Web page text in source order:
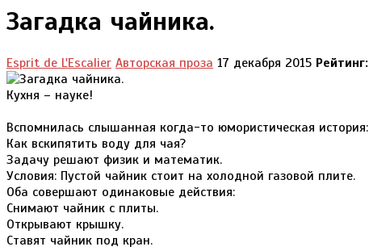
Загадка чайника.
Esprit de L'Escalier Авторская проза 17 декабря 2015 Рейтинг:
Кухня – науке!
Вспомнилась слышанная когда-то юмористическая история:
Как вскипятить воду для чая?
Задачу решают физик и математик.
Условия: Пустой чайник стоит на холодной газовой плите.
Оба совершают одинаковые действия:
Снимают чайник с плиты.
Открывают крышку.
Ставят чайник под кран.